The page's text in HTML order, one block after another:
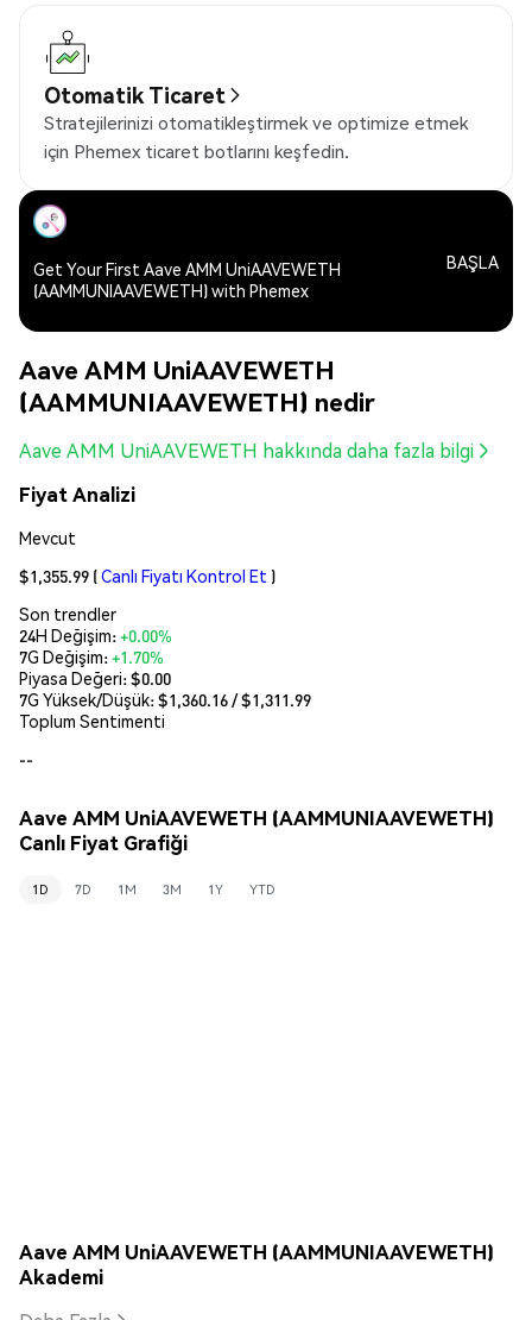
Otomatik Ticaret
Stratejilerinizi otomatikleştirmek ve optimize etmek
için Phemex ticaret botlarını keşfedin.
Get Your First Aave AMM UniAAVEWETH
(AAMMUNIAAVEWETH) with Phemex
BAŞLA
Aave AMM UniAAVEWETH
(AAMMUNIAAVEWETH) nedir
Aave AMM UniAAVEWETH hakkında daha fazla bilgi
Fiyat Analizi
Mevcut
$1,355.99 (Canlı Fiyatı Kontrol Et )
Son trendler
24H Değişim:+0.00%
7G Değişim:+1.70%
Piyasa Değeri:$0.00
7G Yüksek/Düşük: $1,360.16/ $1,311.99
Toplum Sentimenti
--
Aave AMM UniAAVEWETH (AAMMUNIAAVEWETH)
Canlı Fiyat Grafiği
1D 7D 1M 3M 1Y YTD
Aave AMM UniAAVEWETH (AAMMUNIAAVEWETH)
Akademi